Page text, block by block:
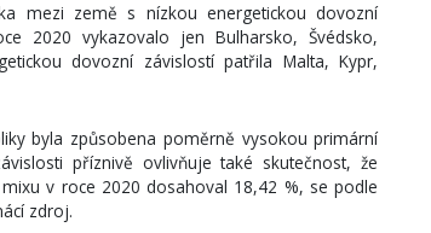
mezi země s nízkou energetickou dovozní
2020 vykazovalo jen Bulharsko, Švédsko,
dovozní závislostí patřila Malta, Kypr,
byla způsobena poměrně vysokou primární
příznivě ovlivňuje také skutečnost, že
v roce 2020 dosahoval 18,42 %, se podle
zdroj.